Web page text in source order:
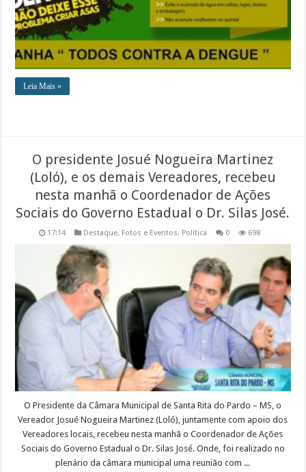
Leia Mais »
O presidente Josué Nogueira Martinez
(Loló), e os demais Vereadores, recebeu
nesta manhã o Coordenador de Ações
Sociais do Governo Estadual o Dr. Silas José.
17:14 Destaque, Fotos e Eventos, Política 0 698
O Presidente da Câmara Municipal de Santa Rita do Pardo – MS, o
Vereador Josué Nogueira Martinez (Loló), juntamente com apoio dos
Vereadores locais, recebeu nesta manhã o Coordenador de Ações
Sociais do Governo Estadual o Dr. Silas José. Onde, foi realizado no
plenário da câmara municipal uma reunião com ...